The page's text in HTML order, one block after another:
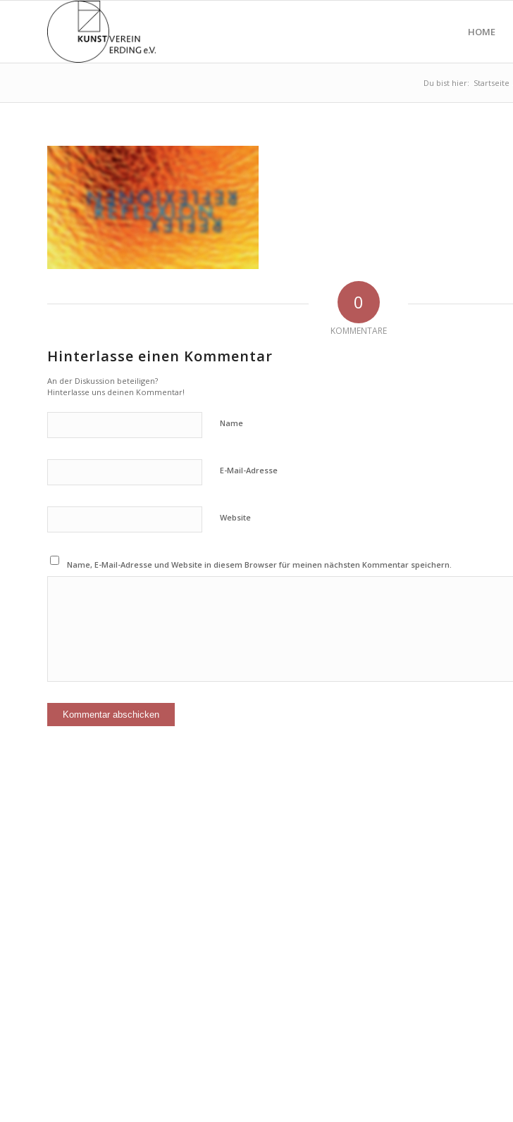
HOME
Du bist hier: Startseite
0
KOMMENTARE
Hinterlasse einen Kommentar
An der Diskussion beteiligen?
Hinterlasse uns deinen Kommentar!
Name
E-Mail-Adresse
Website
Name, E-Mail-Adresse und Website in diesem Browser für meinen nächsten Kommentar speichern.